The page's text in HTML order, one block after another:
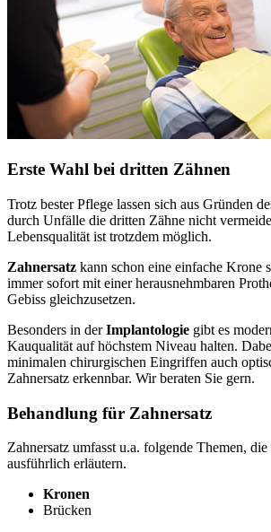
Erste Wahl bei dritten Zähnen
Trotz bester Pflege lassen sich aus Gründen
durch Unfälle die dritten Zähne nicht
Lebensqualität ist trotzdem möglich.
Zahnersatz kann schon eine einfache Krone
immer sofort mit einer herausnehmbaren
Gebiss gleichzusetzen.
Besonders in derImplantologie gibt es
Kauqualität auf höchstem Niveau halten.
minimalen chirurgischen Eingriffen auch
Zahnersatz erkennbar. Wir beraten Sie gern.
Behandlung für Zahnersatz
Zahnersatz umfasst u.a. folgende Themen,
ausführlich erläutern.
Kronen
Brücken